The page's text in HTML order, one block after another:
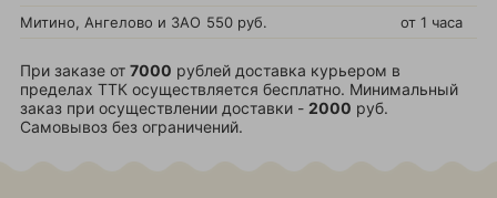
Митино, Ангелово и ЗАО 550 руб. от 1 часа
При заказе от 7000 рублей доставка курьером в
пределах ТТК осуществляется бесплатно. Минимальный
заказ при осуществлении доставки - 2000 руб.
Самовывоз без ограничений.